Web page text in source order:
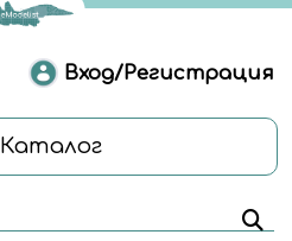
Вход/Регистрация
Каталог